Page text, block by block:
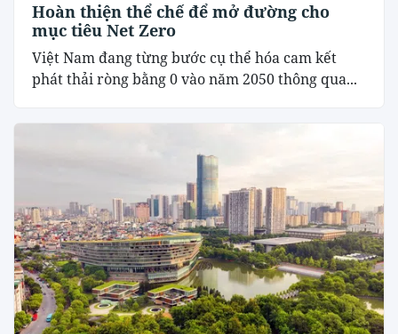
Hoàn thiện thể chế để mở đường cho
mục tiêu Net Zero
Việt Nam đang từng bước cụ thể hóa cam kết
phát thải ròng bằng 0 vào năm 2050 thông qua...